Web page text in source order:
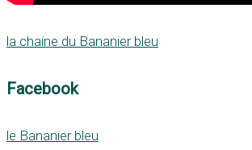
la chaine du Bananier bleu
Facebook
le Bananier bleu